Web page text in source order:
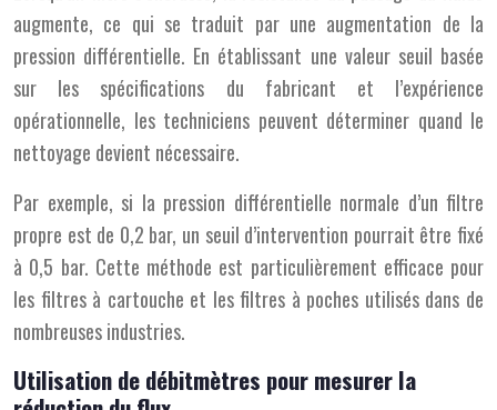
augmente, ce qui se traduit par une augmentation de la
pression différentielle. En établissant une valeur seuil basée
sur les spécifications du fabricant et l’expérience
opérationnelle, les techniciens peuvent déterminer quand le
nettoyage devient nécessaire.
Par exemple, si la pression différentielle normale d’un filtre
propre est de 0,2 bar, un seuil d’intervention pourrait être fixé
à 0,5 bar. Cette méthode est particulièrement efficace pour
les filtres à cartouche et les filtres à poches utilisés dans de
nombreuses industries.
Utilisation de débitmètres pour mesurer la